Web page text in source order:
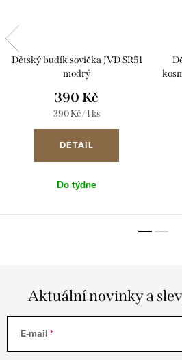
Dětský budík sovička JVD SR51
modrý
390 Kč
Měrná
390 Kč / 1 ks
DETAIL
Do týdne
Aktuální novinky a
E-mail